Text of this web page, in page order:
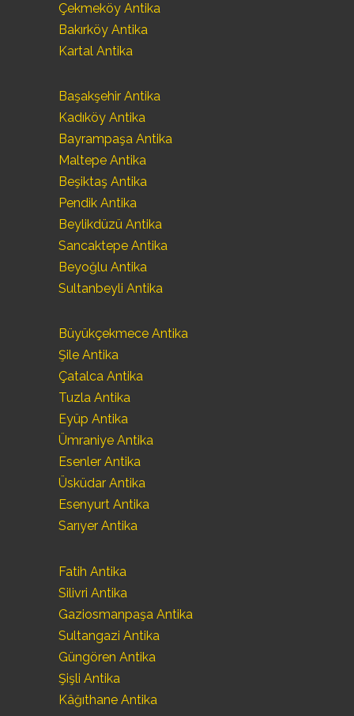
Çekmeköy Antika
Bakırköy Antika
Kartal Antika
Başakşehir Antika
Kadıköy Antika
Bayrampaşa Antika
Maltepe Antika
Beşiktaş Antika
Pendik Antika
Beylikdüzü Antika
Sancaktepe Antika
Beyoğlu Antika
Sultanbeyli Antika
Büyükçekmece Antika
Şile Antika
Çatalca Antika
Tuzla Antika
Eyüp Antika
Ümraniye Antika
Esenler Antika
Üsküdar Antika
Esenyurt Antika
Sarıyer Antika
Fatih Antika
Silivri Antika
Gaziosmanpaşa Antika
Sultangazi Antika
Güngören Antika
Şişli Antika
Kâğıthane Antika